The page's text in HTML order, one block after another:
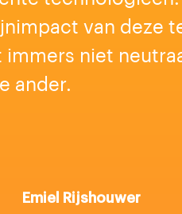
van deze
niet
ander.
Emiel Rijshouwer